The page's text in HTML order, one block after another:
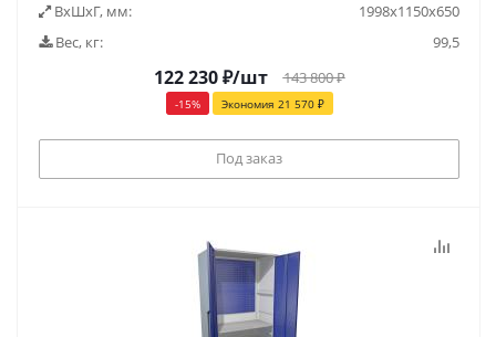
ВxШxГ, мм:
1998x1150x650
Вес, кг:
99,5
122 230₽/шт 143 800₽
-15% Экономия 21 570₽
Под заказ